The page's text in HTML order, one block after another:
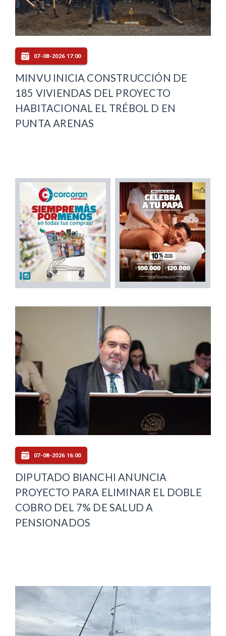
07-08-2026 17:00
MINVU INICIA CONSTRUCCIÓN DE
185 VIVIENDAS DEL PROYECTO
HABITACIONAL EL TRÉBOL D EN
PUNTA ARENAS
07-08-2026 16:00
DIPUTADO BIANCHI ANUNCIA
PROYECTO PARA ELIMINAR EL DOBLE
COBRO DEL 7% DE SALUD A
PENSIONADOS